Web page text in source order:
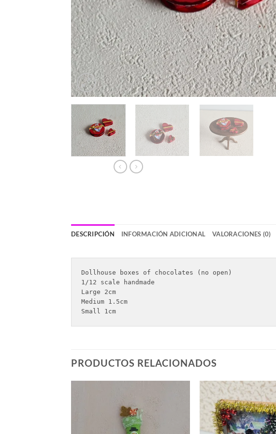
DESCRIPCIÓN INFORMACIÓN ADICIONAL VALORACIONES (0)
Dollhouse boxes of chocolates (no open)
1/12 scale handmade
Large 2cm
Medium 1.5cm
Small 1cm
PRODUCTOS RELACIONADOS